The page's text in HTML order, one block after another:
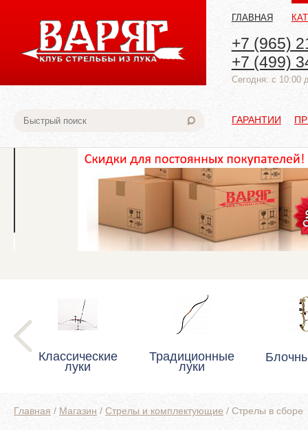
ГЛАВНАЯ
+7 (965)
+7 (499)
Cегодня: с 10:00
ГАРАНТИИ
Классические
луки
Традиционные
луки
Главная / Магазин / Стрелы и комплектующие / Стрелы в сборе